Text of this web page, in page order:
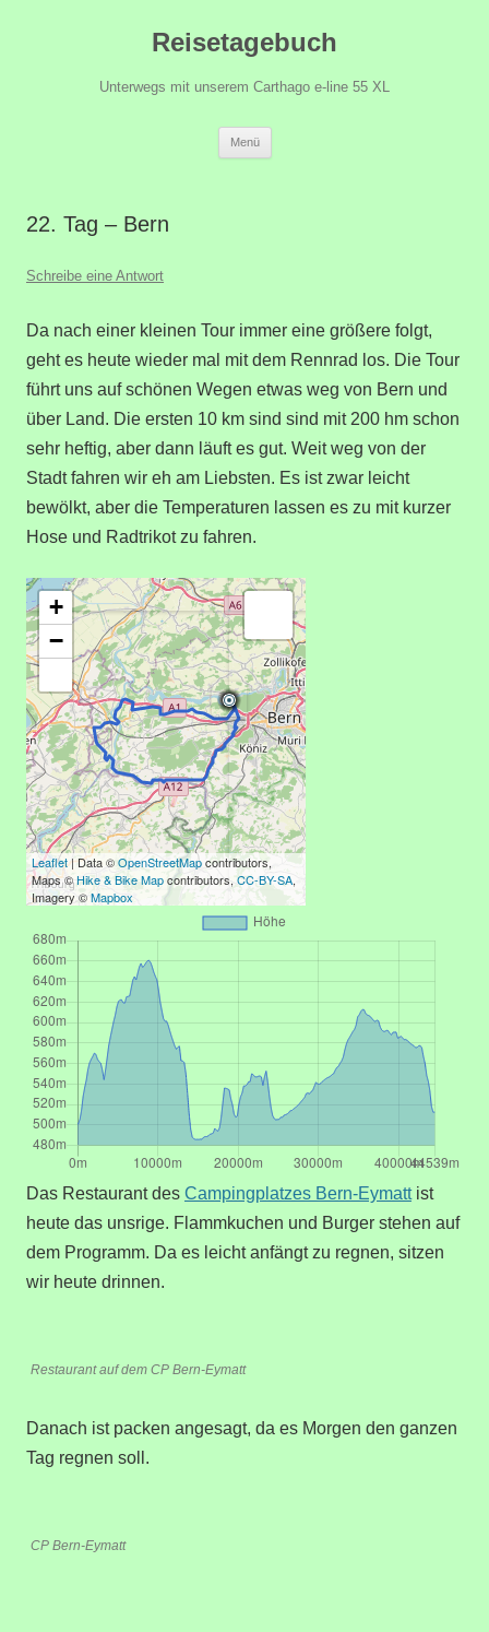
Reisetagebuch
Unterwegs mit unserem Carthago e-line 55 XL
Menü
22. Tag – Bern
Schreibe eine Antwort
Da nach einer kleinen Tour immer eine größere folgt,
geht es heute wieder mal mit dem Rennrad los. Die Tour
führt uns auf schönen Wegen etwas weg von Bern und
über Land. Die ersten 10 km sind sind mit 200 hm schon
sehr heftig, aber dann läuft es gut. Weit weg von der
Stadt fahren wir eh am Liebsten. Es ist zwar leicht
bewölkt, aber die Temperaturen lassen es zu mit kurzer
Hose und Radtrikot zu fahren.
+
−
Leaflet| Data ©OpenStreetMapcontributors,
Maps ©Hike & Bike Mapcontributors, CC-BY-SA,
Imagery ©Mapbox
Das Restaurant des Campingplatzes Bern-Eymattist
heute das unsrige. Flammkuchen und Burger stehen auf
dem Programm. Da es leicht anfängt zu regnen, sitzen
wir heute drinnen.
Restaurant auf dem CP Bern-Eymatt
Danach ist packen angesagt, da es Morgen den ganzen
Tag regnen soll.
CP Bern-Eymatt